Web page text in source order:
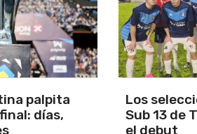
Sub 15 y
ganaron en
Martín el
será